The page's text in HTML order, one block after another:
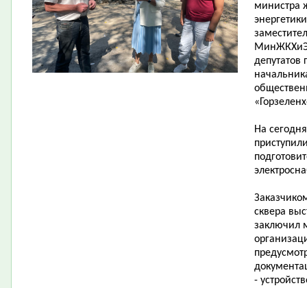
министра
МинЖКХиЭ
На
сквера
заключил
-